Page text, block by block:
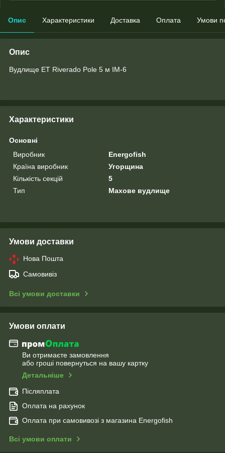
Опис Характеристики Доставка Оплата Умови
Опис
Вудлище ET Riverado Pole 5 м IM-6
Характеристики
Основні
Виробник
Energofish
Країна виробник
Угорщина
Кількість секцій
5
Тип
Махове вудлище
Умови доставки
Нова Пошта
Самовивіз
Всі умови доставки
Умови оплати
Ви отримаєте замовлення
або гроші повернуться на вашу картку
Детальніше
Післяплата
Оплата на рахунок
Оплата при самовивозі з магазина Energofish
Всі умови оплати